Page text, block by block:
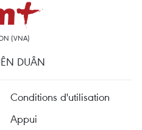
(VNA)
DUÂN
Conditions d'utilisation
Appui